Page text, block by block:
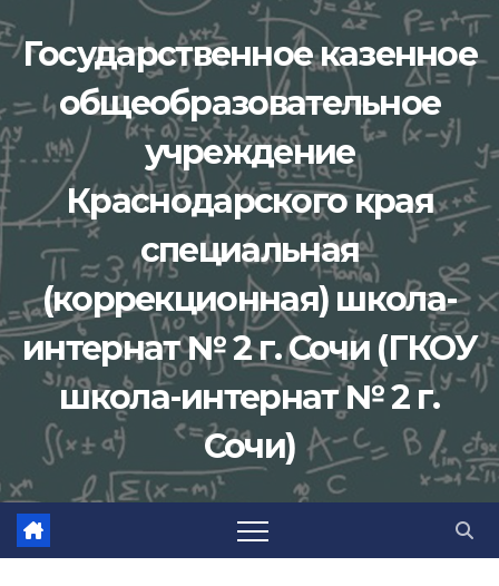
Перейти
к
содержимому
Государственное казенное
общеобразовательное
учреждение
Краснодарского края
специальная
(коррекционная) школа-
интернат № 2 г. Сочи (ГКОУ
школа-интернат № 2 г.
Сочи)